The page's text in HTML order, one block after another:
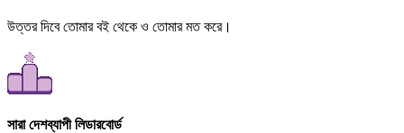
উত্তর দিবে তোমার বই থেকে ও তোমার মত করে।
সারা দেশব্যাপী লিডারবোর্ড